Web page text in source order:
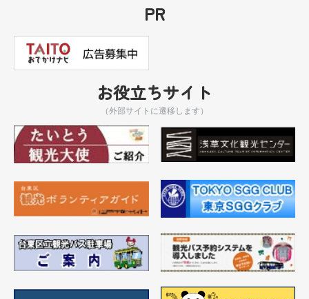
PR
お役立ちサイト
（外部サイトに遷移します）